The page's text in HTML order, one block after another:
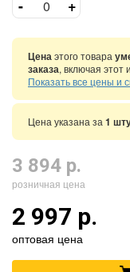
- +
Ценаэтого товара
заказа, включая этот
Показать все цены и
Цена указана за 1
3 894 р.
розничная цена
2 997 р.
оптовая цена